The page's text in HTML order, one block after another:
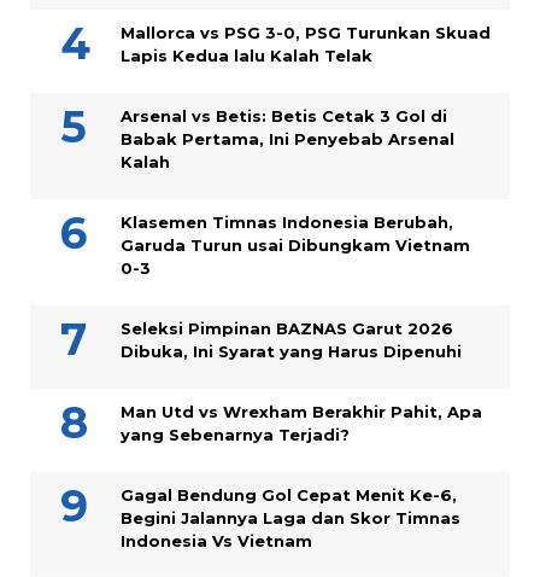
Mallorca vs PSG 3-0, PSG Turunkan Skuad
Lapis Kedua lalu Kalah Telak
Arsenal vs Betis: Betis Cetak 3 Gol di
Babak Pertama, Ini Penyebab Arsenal
Kalah
Klasemen Timnas Indonesia Berubah,
Garuda Turun usai Dibungkam Vietnam
0-3
Seleksi Pimpinan BAZNAS Garut 2026
Dibuka, Ini Syarat yang Harus Dipenuhi
Man Utd vs Wrexham Berakhir Pahit, Apa
yang Sebenarnya Terjadi?
Gagal Bendung Gol Cepat Menit Ke-6,
Begini Jalannya Laga dan Skor Timnas
Indonesia Vs Vietnam